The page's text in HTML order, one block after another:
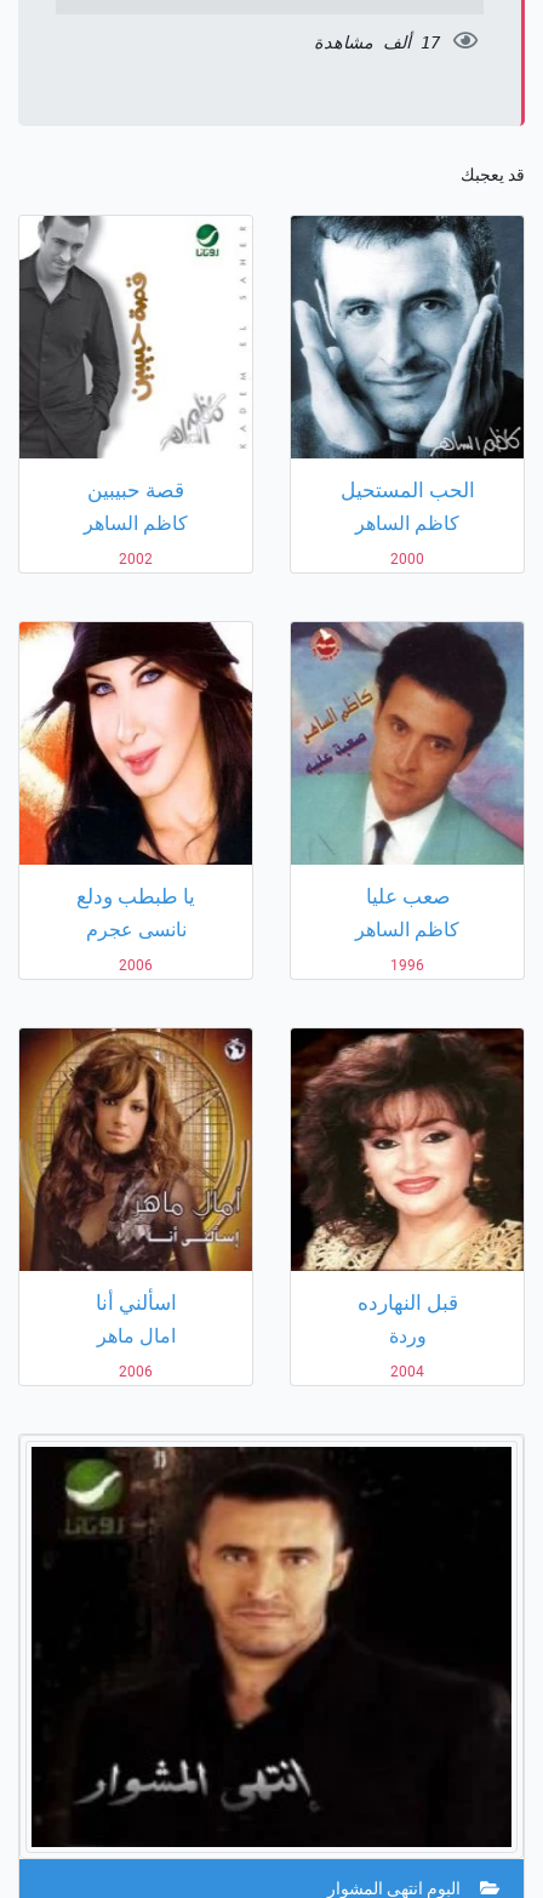
17 ألف مشاهدة
قد يعجبك
الحب المستحيل
كاظم الساهر
2000
قصة حبيبين
كاظم الساهر
2002
صعب عليا
كاظم الساهر
1996
يا طبطب ودلع
نانسى عجرم
2006
قبل النهارده
وردة
2004
اسألني أنا
امال ماهر
2006
البوم انتهى المشوار